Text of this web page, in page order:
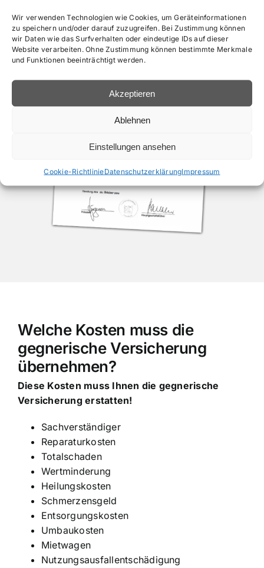
Wir verwenden Technologien wie Cookies, um Geräteinformationen
zu speichern und/oder darauf zuzugreifen. Bei Zustimmung können
wir Daten wie das Surfverhalten oder eindeutige IDs auf dieser
Website verarbeiten. Ohne Zustimmung können bestimmte Merkmale
und Funktionen beeinträchtigt werden.
Akzeptieren
Ablehnen
Einstellungen ansehen
Cookie-RichtlinieDatenschutzerklärungImpressum
Welche Kosten muss die
gegnerische Versicherung
übernehmen?
Diese Kosten muss Ihnen die gegnerische
Versicherung erstatten!
Sachverständiger
Reparaturkosten
Totalschaden
Wertminderung
Heilungskosten
Schmerzensgeld
Entsorgungskosten
Umbaukosten
Mietwagen
Nutzungsausfallentschädigung